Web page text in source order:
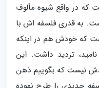
که در واقع شیوه مألوف
به قدری فلسفه اش با
که خودش هم در اینکه
تردید داشت. این
نیست که بگوییم ذهن